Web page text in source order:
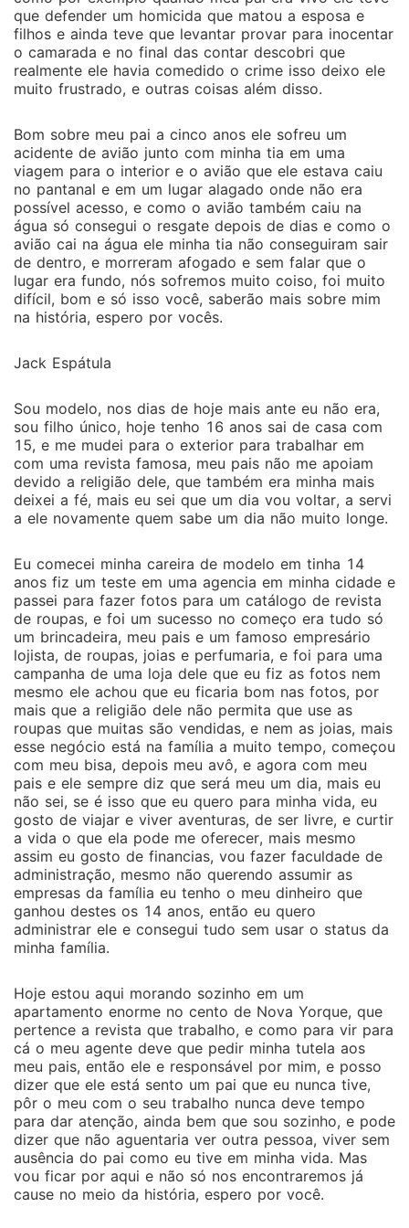
que defender um homicida que matou a esposa e
filhos e ainda teve que levantar provar para inocentar
o camarada e no final das contar descobri que
realmente ele havia comedido o crime isso deixo ele
muito frustrado, e outras coisas além disso.
Bom sobre meu pai a cinco anos ele sofreu um
acidente de avião junto com minha tia em uma
viagem para o interior e o avião que ele estava caiu
no pantanal e em um lugar alagado onde não era
possível acesso, e como o avião também caiu na
água só consegui o resgate depois de dias e como o
avião cai na água ele minha tia não conseguiram sair
de dentro, e morreram afogado e sem falar que o
lugar era fundo, nós sofremos muito coiso, foi muito
difícil, bom e só isso você, saberão mais sobre mim
na história, espero por vocês.
Jack Espátula
Sou modelo, nos dias de hoje mais ante eu não era,
sou filho único, hoje tenho 16 anos sai de casa com
15, e me mudei para o exterior para trabalhar em
com uma revista famosa, meu pais não me apoiam
devido a religião dele, que também era minha mais
deixei a fé, mais eu sei que um dia vou voltar, a servi
a ele novamente quem sabe um dia não muito longe.
Eu comecei minha careira de modelo em tinha 14
anos fiz um teste em uma agencia em minha cidade e
passei para fazer fotos para um catálogo de revista
de roupas, e foi um sucesso no começo era tudo só
um brincadeira, meu pais e um famoso empresário
lojista, de roupas, joias e perfumaria, e foi para uma
campanha de uma loja dele que eu fiz as fotos nem
mesmo ele achou que eu ficaria bom nas fotos, por
mais que a religião dele não permita que use as
roupas que muitas são vendidas, e nem as joias, mais
esse negócio está na família a muito tempo, começou
com meu bisa, depois meu avô, e agora com meu
pais e ele sempre diz que será meu um dia, mais eu
não sei, se é isso que eu quero para minha vida, eu
gosto de viajar e viver aventuras, de ser livre, e curtir
a vida o que ela pode me oferecer, mais mesmo
assim eu gosto de financias, vou fazer faculdade de
administração, mesmo não querendo assumir as
empresas da família eu tenho o meu dinheiro que
ganhou destes os 14 anos, então eu quero
administrar ele e consegui tudo sem usar o status da
minha família.
Hoje estou aqui morando sozinho em um
apartamento enorme no cento de Nova Yorque, que
pertence a revista que trabalho, e como para vir para
cá o meu agente deve que pedir minha tutela aos
meu pais, então ele e responsável por mim, e posso
dizer que ele está sento um pai que eu nunca tive,
pôr o meu com o seu trabalho nunca deve tempo
para dar atenção, ainda bem que sou sozinho, e pode
dizer que não aguentaria ver outra pessoa, viver sem
ausência do pai como eu tive em minha vida. Mas
vou ficar por aqui e não só nos encontraremos já
cause no meio da história, espero por você.